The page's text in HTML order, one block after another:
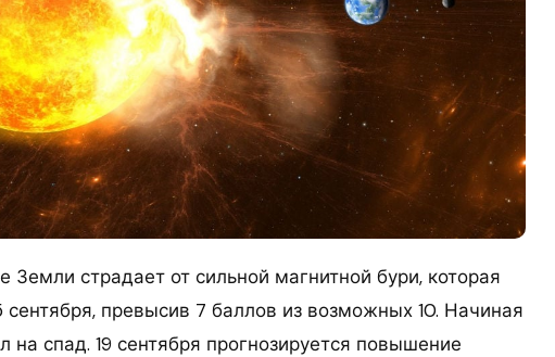
Земли страдает от сильной магнитной бури, которая
сентября, превысив 7 баллов из возможных 10. Начиная
на спад. 19 сентября прогнозируется повышение